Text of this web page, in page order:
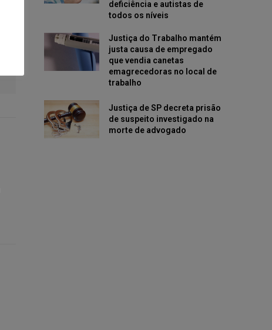
deficiência e autistas de
todos os níveis
Justiça do Trabalho mantém
justa causa de empregado
que vendia canetas
emagrecedoras no local de
trabalho
Justiça de SP decreta prisão
de suspeito investigado na
morte de advogado